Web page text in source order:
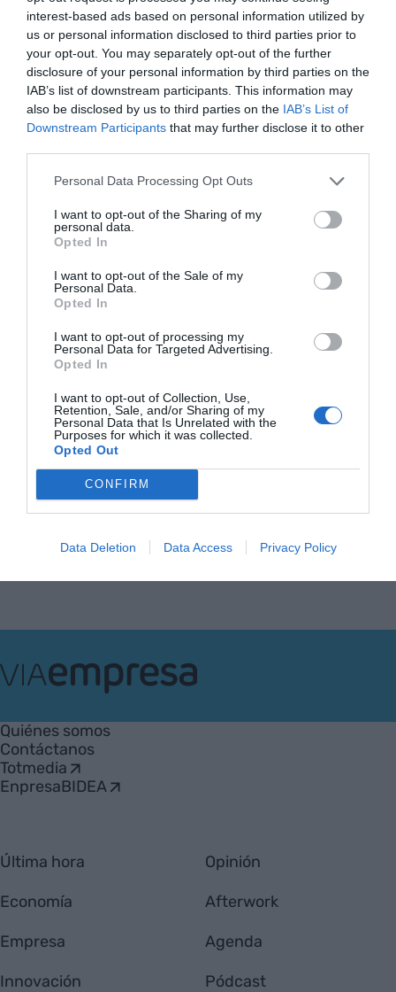
interest-based ads based on personal information utilized by
us or personal information disclosed to third parties prior to
your opt-out. You may separately opt-out of the further
disclosure of your personal information by third parties on the
IAB’s list of downstream participants. This information may
also be disclosed by us to third parties on the IAB’s List of
Downstream Participants that may further disclose it to other
Personal Data Processing Opt Outs
I want to opt-out of the Sharing of my
personal data.
Opted In
I want to opt-out of the Sale of my
Personal Data.
Opted In
I want to opt-out of processing my
Personal Data for Targeted Advertising.
Opted In
I want to opt-out of Collection, Use,
Retention, Sale, and/or Sharing of my
Personal Data that Is Unrelated with the
Purposes for which it was collected.
Opted Out
CONFIRM
Data Deletion Data Access Privacy Policy
LA OPINIÓN
Las tres claves del negocio
simple
3 de julio de 2013
ORIOL LÓPEZ VILLENA
Es básico planificar pero no
hacer un plan de negocio
19 de junio de 2013
ORIOL LÓPEZ VILLENA
LA OPINIÓN
Cuál es la misión de
nuestra empresa al
30 de mayo de 2013
ORIOL LÓPEZ VILLENA
Anterior 1 … 6 7 8 9 10Siguiente
Empresa
Quiénes somos
Contáctanos
Totmedia
EnpresaBIDEA
Última hora
Economía
Empresa
Innovación
Opinión
Afterwork
Agenda
Pódcast